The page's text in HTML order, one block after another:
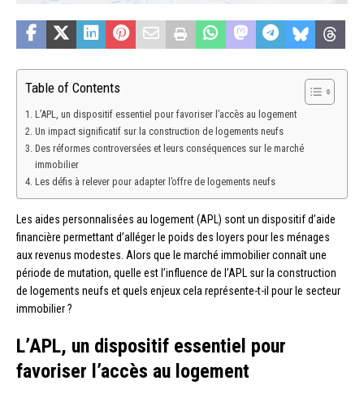
Table of Contents
L’APL, un dispositif essentiel pour favoriser l’accès au logement
Un impact significatif sur la construction de logements neufs
Des réformes controversées et leurs conséquences sur le marché
immobilier
Les défis à relever pour adapter l’offre de logements neufs
Les aides personnalisées au logement (APL) sont un dispositif d’aide
financière permettant d’alléger le poids des loyers pour les ménages
aux revenus modestes. Alors que le marché immobilier connaît une
période de mutation, quelle est l’influence de l’APL sur la construction
de logements neufs et quels enjeux cela représente-t-il pour le secteur
immobilier ?
L’APL, un dispositif essentiel pour
favoriser l’accès au logement